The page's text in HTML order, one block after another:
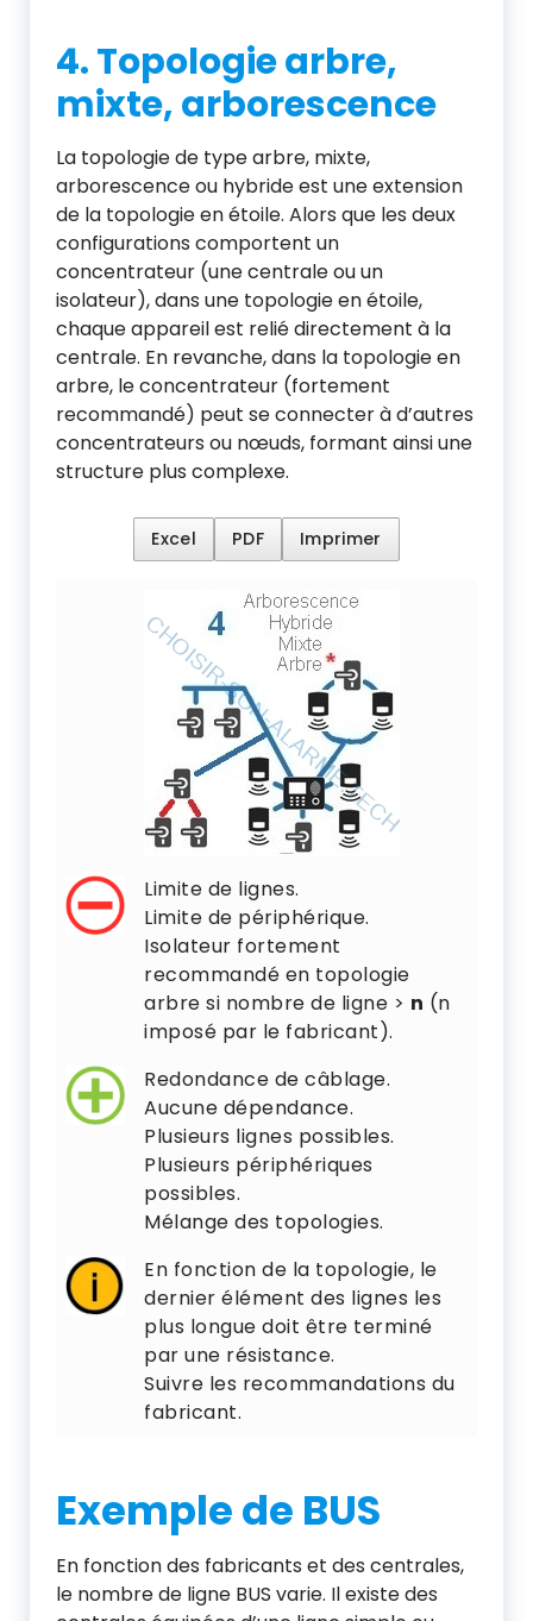
4. Topologie arbre,
mixte, arborescence
La topologie de type arbre, mixte,
arborescence ou hybride est une extension
de la topologie en étoile. Alors que les deux
configurations comportent un
concentrateur (une centrale ou un
isolateur), dans une topologie en étoile,
chaque appareil est relié directement à la
centrale. En revanche, dans la topologie en
arbre, le concentrateur (fortement
recommandé) peut se connecter à d’autres
concentrateurs ou nœuds, formant ainsi une
structure plus complexe.
Excel PDF Imprimer
Limite de lignes.
Limite de périphérique.
Isolateur fortement
recommandé en topologie
arbre si nombre de ligne > n (n
imposé par le fabricant).
Redondance de câblage.
Aucune dépendance.
Plusieurs lignes possibles.
Plusieurs périphériques
possibles.
Mélange des topologies.
En fonction de la topologie, le
dernier élément des lignes les
plus longue doit être terminé
par une résistance.
Suivre les recommandations du
fabricant.
Exemple de BUS
En fonction des fabricants et des centrales,
le nombre de ligne BUS varie. Il existe des